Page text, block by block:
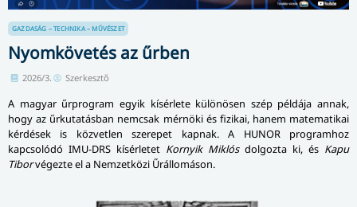
GAZDASÁG – TECHNIKA – MŰVÉSZET
Nyomkövetés az űrben
2026/3. Szerkesztő
A magyar űrprogram egyik kísérlete különösen szép példája annak,
hogy az űrkutatásban nemcsak mérnöki és fizikai, hanem matematikai
kérdések is közvetlen szerepet kapnak. A HUNOR programhoz
kapcsolódó IMU-DRS kísérletet Kornyik Miklósdolgozta ki, és Kapu
Tiborvégezte el a Nemzetközi Űrállomáson.